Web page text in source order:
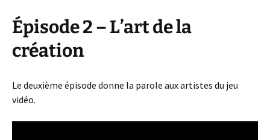
Épisode 2 – L’art de la
création
Le deuxième épisode donne la parole aux artistes du jeu
vidéo.